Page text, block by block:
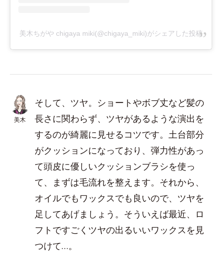
美木ちがや chigaya miki(@chigaya_miki)がシェアした投稿
美木
そして、ツヤ。ショートやボブ丈など髪の
長さに関わらず、ツヤがあるような演出を
するのが綺麗に見せるコツです。土台部分
がクッションになっており、弾力性があっ
て頭皮に優しいクッションブラシを使っ
て、まずは毛流れを整えます。それから、
オイルでもワックスでも良いので、ツヤを
足してあげましょう。そういえば最近、ロ
フトですごくツヤの出るいいワックスを見
つけて…。